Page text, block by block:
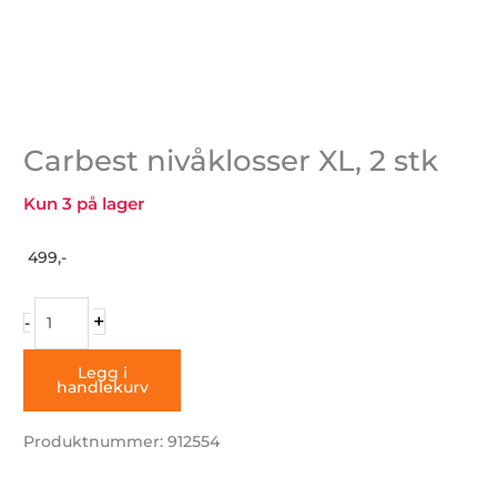
Carbest nivåklosser XL, 2 stk
Kun 3 på lager
499,-
-
Carbest
nivåklosser
stk
antall
+
Legg i
handlekurv
Produktnummer: 912554